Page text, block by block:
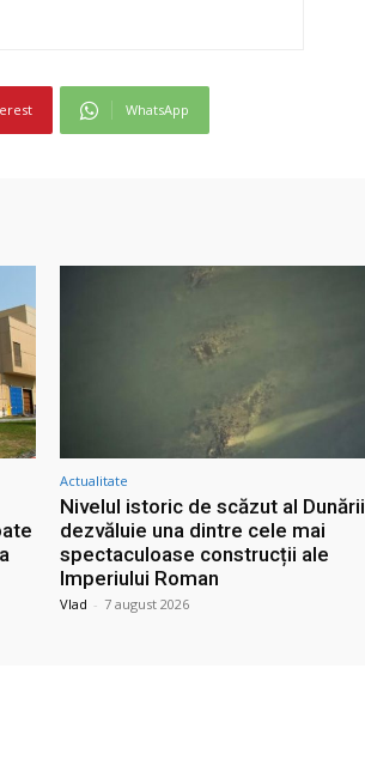
WhatsApp
Actualitate
Nivelul istoric de scăzut al Dunării
dezvăluie una dintre cele mai
spectaculoase construcții ale
Imperiului Roman
Vlad - 7 august 2026